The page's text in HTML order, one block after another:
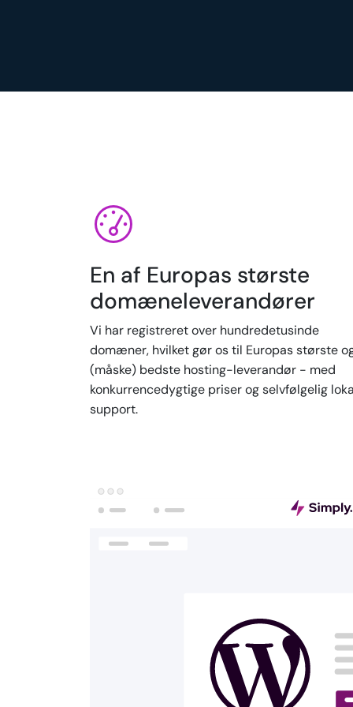
En af Europas største
domæneleverandører
Vi har registreret over hundredetusinde
domæner, hvilket gør os til Europas største
(måske) bedste hosting-leverandør - med
konkurrencedygtige priser og selvfølgelig
support.